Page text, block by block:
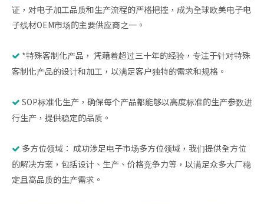
证，对电子加工品质和生产流程的严格把控，成为全球欧美电子电
子线材OEM市场的主要供应商之一。
 *特殊客制化产品， 凭藉着超过三十年的经验，专注于针对特殊
客制化产品的设计和加工，以满足客户独特的需求和规格。
 SOP标准化生产，确保每个产品都能够以高度标准的生产参数进
行生产，提供稳定的品质。
 多方位领域： 成功涉足电子市场多方位领域，我们提供全方位
的解决方案，包括设计、生产、价格竞争力等，以满足众多大厂稳
定且高品质的生产需求。